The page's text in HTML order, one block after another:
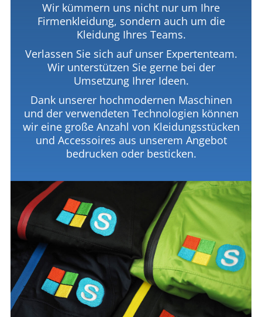
Wir kümmern uns nicht nur um Ihre
Firmenkleidung, sondern auch um die
Kleidung Ihres Teams.
Verlassen Sie sich auf unser Expertenteam.
Wir unterstützen Sie gerne bei der
Umsetzung Ihrer Ideen.
Dank unserer hochmodernen Maschinen
und der verwendeten Technologien können
wir eine große Anzahl von Kleidungsstücken
und Accessoires aus unserem Angebot
bedrucken oder besticken.